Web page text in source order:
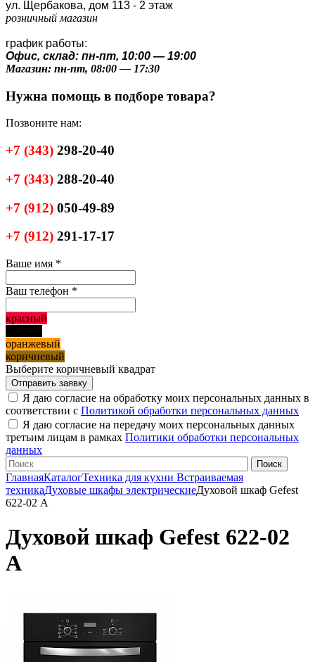
ул. Щербакова, дом 113 - 2 этаж
розничный магазин
график работы:
Офис, склад: пн-пт, 10:00 — 19:00
Магазин: пн-пт, 08:00 — 17:30
Нужна помощь в подборе товара?
Позвоните нам:
+7 (343) 298-20-40
+7 (343) 288-20-40
+7 (912) 050-49-89
+7 (912) 291-17-17
Ваше имя *
Ваш телефон *
красный
оранжевый
коричневый
Выберите коричневый квадрат
Я даю согласие на обработку моих персональных данных в
соответствии с Политикой обработки персональных данных
Я даю согласие на передачу моих персональных данных
третьим лицам в рамках Политики обработки персональных
данных
ГлавнаяКаталогТехника для кухни Встраиваемая
техникаДуховые шкафы электрическиеДуховой шкаф Gefest
622-02 А
Духовой шкаф Gefest 622-02
А